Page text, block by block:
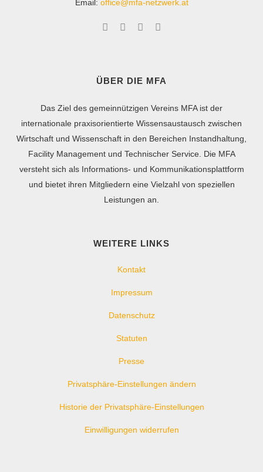
Email: office@mfa-netzwerk.at
ÜBER DIE MFA
Das Ziel des gemeinnützigen Vereins MFA ist der
internationale praxisorientierte Wissensaustausch zwischen
Wirtschaft und Wissenschaft in den Bereichen Instandhaltung,
Facility Management und Technischer Service. Die MFA
versteht sich als Informations- und Kommunikationsplattform
und bietet ihren Mitgliedern eine Vielzahl von speziellen
Leistungen an.
WEITERE LINKS
Kontakt
Impressum
Datenschutz
Statuten
Presse
Privatsphäre-Einstellungen ändern
Historie der Privatsphäre-Einstellungen
Einwilligungen widerrufen